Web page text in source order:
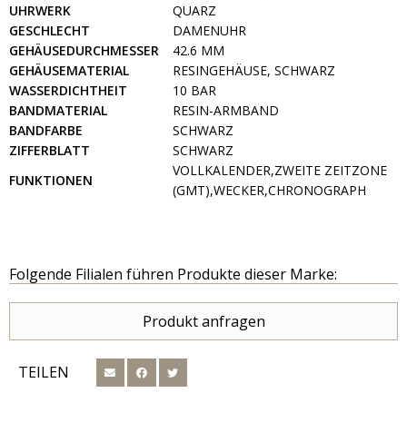
UHRWERK
QUARZ
GESCHLECHT
DAMENUHR
GEHÄUSEDURCHMESSER
42.6 MM
GEHÄUSEMATERIAL
RESINGEHÄUSE, SCHWARZ
WASSERDICHTHEIT
10 BAR
BANDMATERIAL
RESIN-ARMBAND
BANDFARBE
SCHWARZ
ZIFFERBLATT
SCHWARZ
FUNKTIONEN
VOLLKALENDER,ZWEITE ZEITZONE
(GMT),WECKER,CHRONOGRAPH
Folgende Filialen führen Produkte dieser Marke:
Produkt anfragen
TEILEN